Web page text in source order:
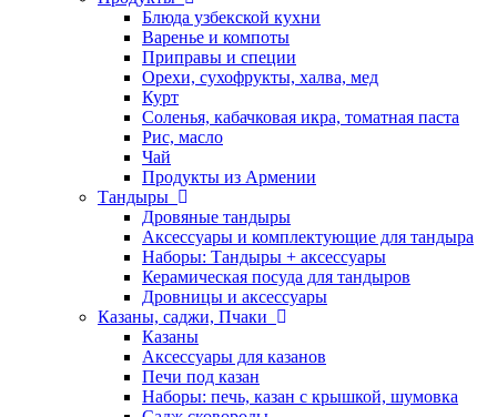
Блюда узбекской кухни
Варенье и компоты
Приправы и специи
Орехи, сухофрукты, халва, мед
Курт
Соленья, кабачковая икра, томатная паста
Рис, масло
Чай
Продукты из Армении
Тандыры
Дровяные тандыры
Аксессуары и комплектующие для тандыра
Наборы: Тандыры + аксессуары
Керамическая посуда для тандыров
Дровницы и аксессуары
Казаны, саджи, Пчаки
Казаны
Аксессуары для казанов
Печи под казан
Наборы: печь, казан с крышкой, шумовка